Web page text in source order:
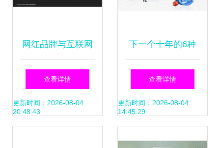
网红品牌与互联网
导购的底层逻辑 如
何构造互联网销售
查看详情
更新时间：2026-08-04
20:48:43
下一个十年的6种
营销技巧 如何在AI
驱动的市场中保持
查看详情
更新时间：2026-08-04
14:45:29